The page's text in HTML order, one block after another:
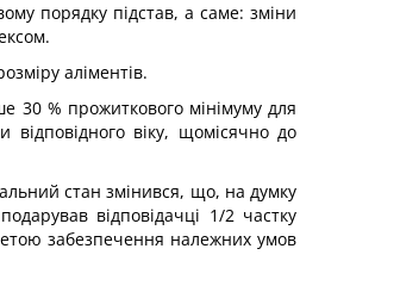
порядку підстав, а саме: зміни
аліментів.
30 % прожиткового мінімуму для
віку, щомісячно до
стан змінився, що, на думку
відповідачці 1/2 частку
забезпечення належних умов